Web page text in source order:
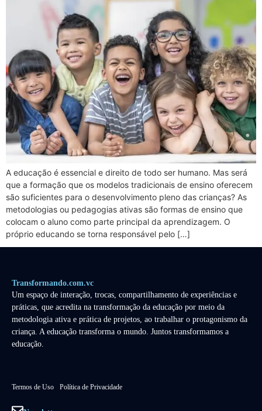
A educação é essencial e direito de todo ser humano. Mas será
que a formação que os modelos tradicionais de ensino oferecem
são suficientes para o desenvolvimento pleno das crianças? As
metodologias ou pedagogias ativas são formas de ensino que
colocam o aluno como parte principal da aprendizagem. O
próprio educando se torna responsável pelo […]
Transformando.com.vc
Um espaço de interação, trocas, compartilhamento de experiências e
práticas, que acredita na transformação da educação por meio da
metodologia ativa e prática de projetos, ao trabalhar o protagonismo da
criança. A educação transforma o mundo. Juntos transformamos a
educação.
Termos de Uso Política de Privacidade